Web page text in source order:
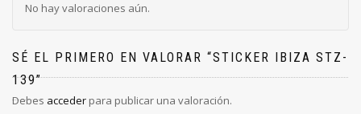
No hay valoraciones aún.
SÉ EL PRIMERO EN VALORAR “STICKER IBIZA STZ-
139”
Debes acceder para publicar una valoración.